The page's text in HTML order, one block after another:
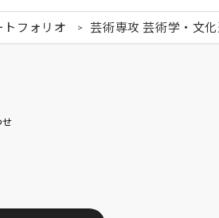
トフォリオ 芸術専攻 芸術学・文
せ